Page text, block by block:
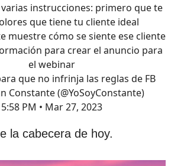
instrucciones: primero que te
que tiene tu cliente ideal
muestre cómo se siente ese cliente
para crear el anuncio para
el webinar
que no infrinja las reglas de FB
Constante (@YoSoyConstante)
5:58 PM • Mar 27, 2023
la cabecera de hoy.